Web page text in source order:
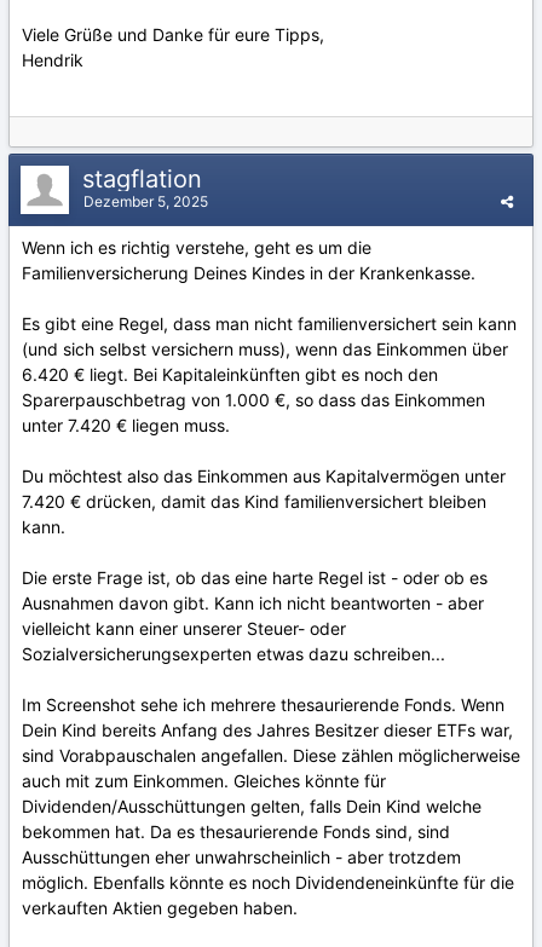
Viele Grüße und Danke für eure Tipps,
Hendrik
stagflation
Dezember 5, 2025
Wenn ich es richtig verstehe, geht es um die
Familienversicherung Deines Kindes in der Krankenkasse.
Es gibt eine Regel, dass man nicht familienversichert sein kann
(und sich selbst versichern muss), wenn das Einkommen über
6.420 € liegt. Bei Kapitaleinkünften gibt es noch den
Sparerpauschbetrag von 1.000 €, so dass das Einkommen
unter 7.420 € liegen muss.
Du möchtest also das Einkommen aus Kapitalvermögen unter
7.420 € drücken, damit das Kind familienversichert bleiben
kann.
Die erste Frage ist, ob das eine harte Regel ist - oder ob es
Ausnahmen davon gibt. Kann ich nicht beantworten - aber
vielleicht kann einer unserer Steuer- oder
Sozialversicherungsexperten etwas dazu schreiben...
Im Screenshot sehe ich mehrere thesaurierende Fonds. Wenn
Dein Kind bereits Anfang des Jahres Besitzer dieser ETFs war,
sind Vorabpauschalen angefallen. Diese zählen möglicherweise
auch mit zum Einkommen. Gleiches könnte für
Dividenden/Ausschüttungen gelten, falls Dein Kind welche
bekommen hat. Da es thesaurierende Fonds sind, sind
Ausschüttungen eher unwahrscheinlich - aber trotzdem
möglich. Ebenfalls könnte es noch Dividendeneinkünfte für die
verkauften Aktien gegeben haben.